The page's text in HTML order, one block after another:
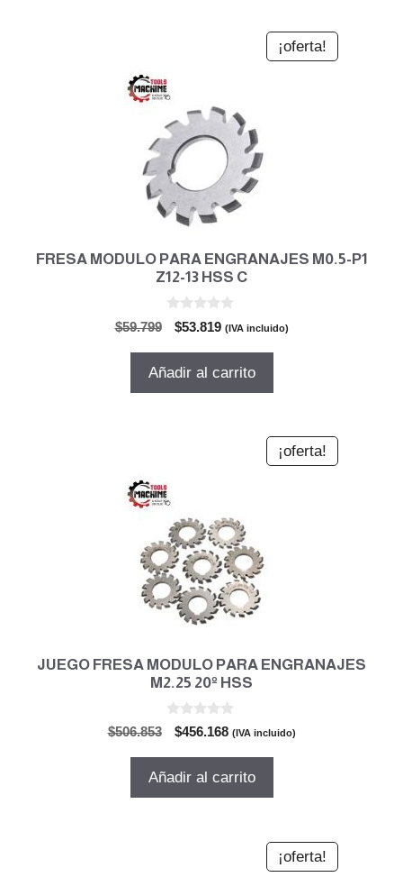
¡oferta!
FRESA MODULO PARA ENGRANAJES M0.5-P1
Z12-13 HSS C
$59.799
El
original
$53.819El
actual
(IVA incluido)
Añadir al carrito
¡oferta!
JUEGO FRESA MODULO PARA ENGRANAJES
M2.25 20º HSS
$506.853
El
original
$456.168El
actual
(IVA incluido)
Añadir al carrito
¡oferta!